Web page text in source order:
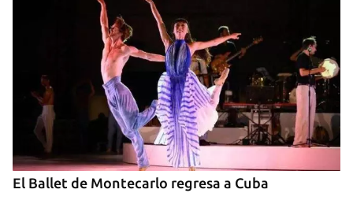
El Ballet de Montecarlo regresa a Cuba